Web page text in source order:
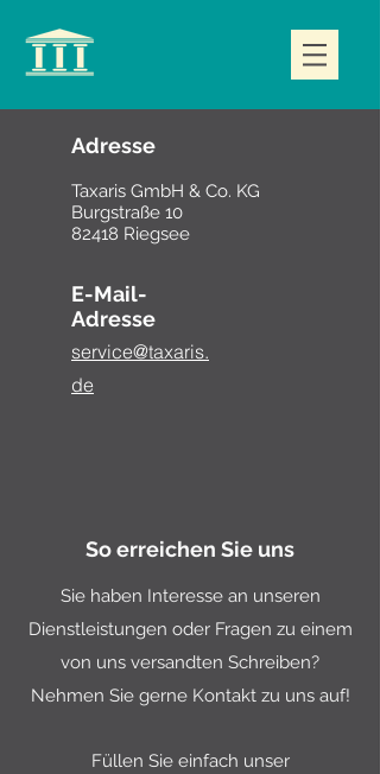
Adresse
Taxaris GmbH & Co. KG
Burgstraße 10
82418 Riegsee
E-Mail-
Adresse
service@taxaris.
de
So erreichen Sie uns
Sie haben Interesse an unseren
Dienstleistungen oder Fragen zu einem
von uns versandten Schreiben?
Nehmen Sie gerne Kontakt zu uns auf!
Füllen Sie einfach unser